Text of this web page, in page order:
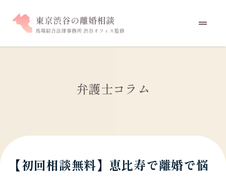
弁護士コラム
【初回相談無料】恵比寿で離婚で悩